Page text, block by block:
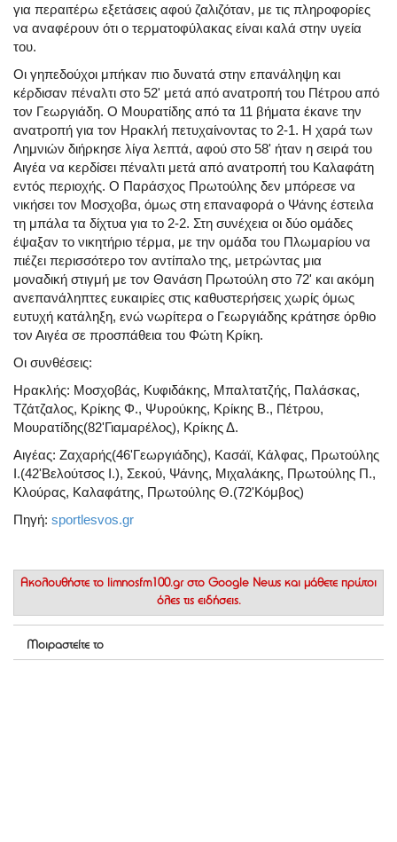
για περαιτέρω εξετάσεις αφού ζαλιζόταν, με τις πληροφορίες
να αναφέρουν ότι ο τερματοφύλακας είναι καλά στην υγεία
του.
Οι γηπεδούχοι μπήκαν πιο δυνατά στην επανάληψη και
κέρδισαν πέναλτι στο 52' μετά από ανατροπή του Πέτρου από
τον Γεωργιάδη. Ο Μουρατίδης από τα 11 βήματα έκανε την
ανατροπή για τον Ηρακλή πετυχαίνοντας το 2-1. Η χαρά των
Λημνιών διήρκησε λίγα λεπτά, αφού στο 58' ήταν η σειρά του
Αιγέα να κερδίσει πέναλτι μετά από ανατροπή του Καλαφάτη
εντός περιοχής. Ο Παράσχος Πρωτούλης δεν μπόρεσε να
νικήσει τον Μοσχοβα, όμως στη επαναφορά ο Ψάνης έστειλα
τη μπάλα τα δίχτυα για το 2-2. Στη συνέχεια οι δύο ομάδες
έψαξαν το νικητήριο τέρμα, με την ομάδα του Πλωμαρίου να
πιέζει περισσότερο τον αντίπαλο της, μετρώντας μια
μοναδική στιγμή με τον Θανάση Πρωτούλη στο 72' και ακόμη
ανεπανάληπτες ευκαιρίες στις καθυστερήσεις χωρίς όμως
ευτυχή κατάληξη, ενώ νωρίτερα ο Γεωργιάδης κράτησε όρθιο
τον Αιγέα σε προσπάθεια του Φώτη Κρίκη.
Οι συνθέσεις:
Ηρακλής: Μοσχοβάς, Κυφιδάκης, Μπαλτατζής, Παλάσκας,
Τζάτζαλος, Κρίκης Φ., Ψυρούκης, Κρίκης Β., Πέτρου,
Μουρατίδης(82'Γιαμαρέλος), Κρίκης Δ.
Αιγέας: Ζαχαρής(46'Γεωργιάδης), Κασάϊ, Κάλφας, Πρωτούλης
Ι.(42'Βελούτσος Ι.), Σεκού, Ψάνης, Μιχαλάκης, Πρωτούλης Π.,
Κλούρας, Καλαφάτης, Πρωτούλης Θ.(72'Κόμβος)
Πηγή: sportlesvos.gr
Ακολουθήστε το limnosfm100.gr στο Google News και μάθετε πρώτοι
όλες τις ειδήσεις.
Μοιραστείτε το